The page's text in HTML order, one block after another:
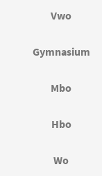
Vwo
Gymnasium
Mbo
Hbo
Wo